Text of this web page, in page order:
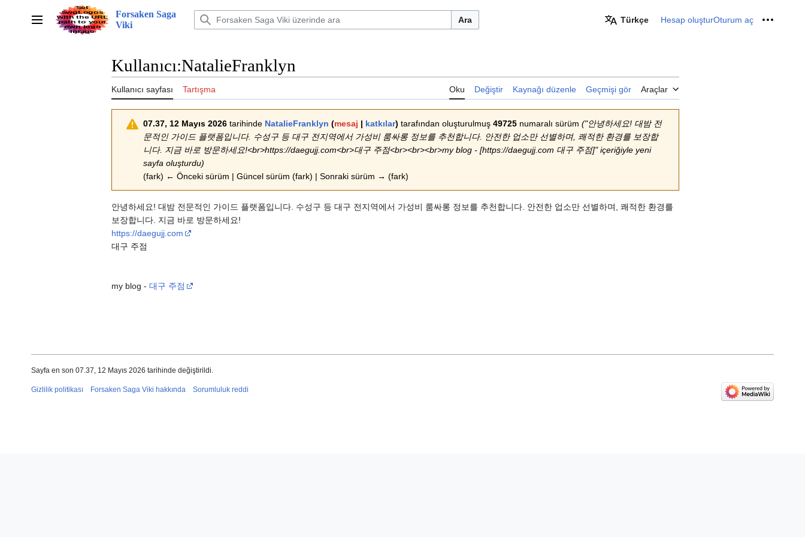
Ana menü
Forsaken Saga
Viki
Ara Türkçe Hesap oluşturOturum aç Kişisel
Kullanıcı:NatalieFranklyn
Kullanıcı sayfası Tartışma Oku Değiştir Kaynağı düzenle Geçmişi gör Araçlar
07.37, 12 Mayıs 2026 tarihinde NatalieFranklyn (mesaj | katkılar) tarafından oluşturulmuş 49725 numaralı sürüm ("안녕하세요! 대밤 전
문적인 가이드 플랫폼입니다. 수성구 등 대구 전지역에서 가성비 룸싸롱 정보를 추천합니다. 안전한 업소만 선별하며, 쾌적한 환경를 보장합
니다. 지금 바로 방문하세요!<br>https://daegujj.com<br>대구 주점<br><br><br>my blog - [https://daegujj.com 대구 주점]" içeriğiyle yeni
sayfa oluşturdu)
(fark) ← Önceki sürüm | Güncel sürüm (fark) | Sonraki sürüm → (fark)
안녕하세요! 대밤 전문적인 가이드 플랫폼입니다. 수성구 등 대구 전지역에서 가성비 룸싸롱 정보를 추천합니다. 안전한 업소만 선별하며, 쾌적한 환경를
보장합니다. 지금 바로 방문하세요!
https://daegujj.com
대구 주점
my blog - 대구 주점
Sayfa en son 07.37, 12 Mayıs 2026 tarihinde değiştirildi.
Gizlilik politikası Forsaken Saga Viki hakkında Sorumluluk reddi